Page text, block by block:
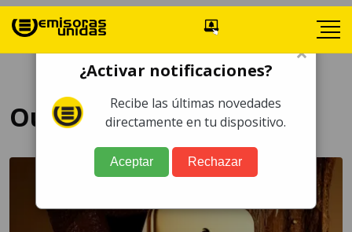
Oud dorado
×
¿Activar notificaciones?
Recibe las últimas novedades
directamente en tu dispositivo.
Aceptar Rechazar